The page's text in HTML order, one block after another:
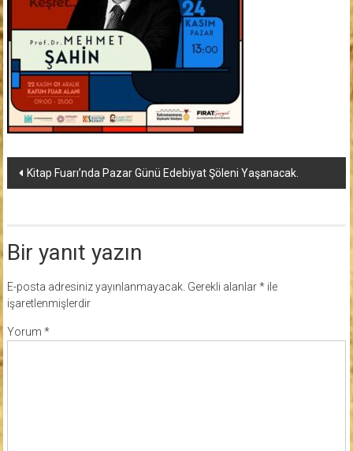
Yazı
Kitap Fuarı’nda Pazar Günü Edebiyat Şöleni Yaşanacak.
Bir yanıt yazın
E-posta adresiniz yayınlanmayacak. Gerekli alanlar*ile
işaretlenmişlerdir
Yorum *